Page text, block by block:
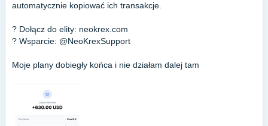
automatycznie kopiować ich transakcje.
? Dołącz do elity: neokrex.com
?️ Wsparcie: @NeoKrexSupport
Moje plany dobiegły końca i nie działam dalej tam